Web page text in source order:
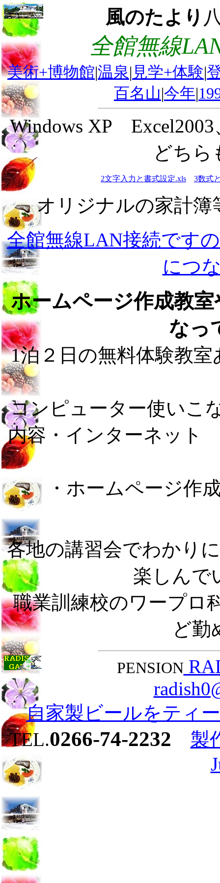
風のたより
全館無線
美術+博物館|温泉| 見学+体験|
百名山|今年|
Windows XP
どちら
2文字入力と書式設定.xls 3数式
オリジナルの家計簿
全館無線LAN接続です
につ
ホームページ作成教
なっ
1泊２日の無料体験教
コンピューター使いこ
内容・インターネッ
・ホームページ作
各地の講習会でわかり
楽しんで
職業訓練校のワープロ
ど勤
PENSION
自家製ビールをティ
TEL.0266-74-2232
製